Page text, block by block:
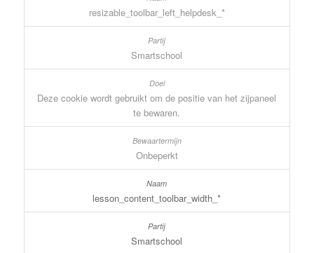
resizable_toolbar_left_helpdesk_*
Smartschool
Deze cookie wordt gebruikt om de positie van het zijpaneel
te bewaren.
Onbeperkt
lesson_content_toolbar_width_*
Smartschool